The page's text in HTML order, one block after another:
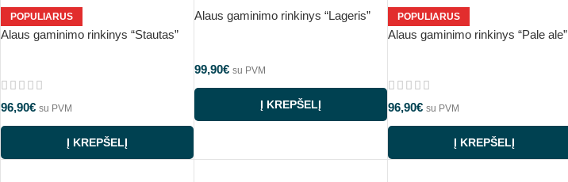
POPULIARUS
Alaus gaminimo rinkinys “Stautas”
96,90€ su PVM
Į KREPŠELĮ
Alaus gaminimo rinkinys “Lageris”
99,90€ su PVM
Į KREPŠELĮ
POPULIARUS
Alaus gaminimo rinkinys “Pale ale”
96,90€ su PVM
Į KREPŠELĮ